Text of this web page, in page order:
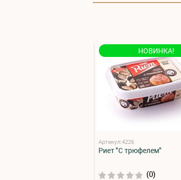
НОВИНКА!
Артикул:4226
Риет "С трюфелем"
(0)